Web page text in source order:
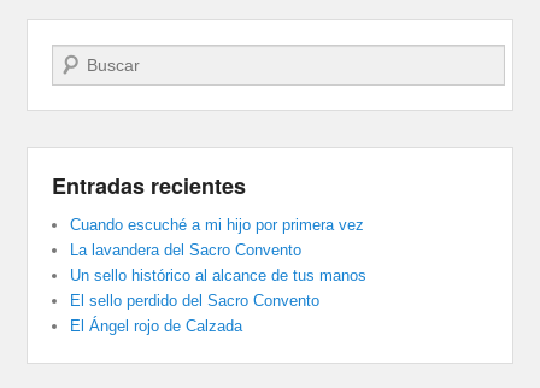
Buscar
Entradas recientes
Cuando escuché a mi hijo por primera vez
La lavandera del Sacro Convento
Un sello histórico al alcance de tus manos
El sello perdido del Sacro Convento
El Ángel rojo de Calzada